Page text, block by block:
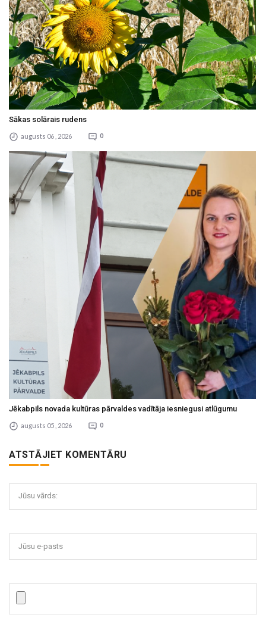
Sākas solārais rudens
augusts 06 , 2026 0
Jēkabpils novada kultūras pārvaldes vadītāja iesniegusi atlūgumu
augusts 05 , 2026 0
ATSTĀJIET KOMENTĀRU
Jūsu vārds:
Jūsu e-pasts